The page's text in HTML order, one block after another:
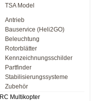
TSA Model
Antrieb
Bauservice (Heli2GO)
Beleuchtung
Rotorblätter
Kennzeichnungsschilder
Partfinder
Stabilisierungssysteme
Zubehör
RC Multikopter